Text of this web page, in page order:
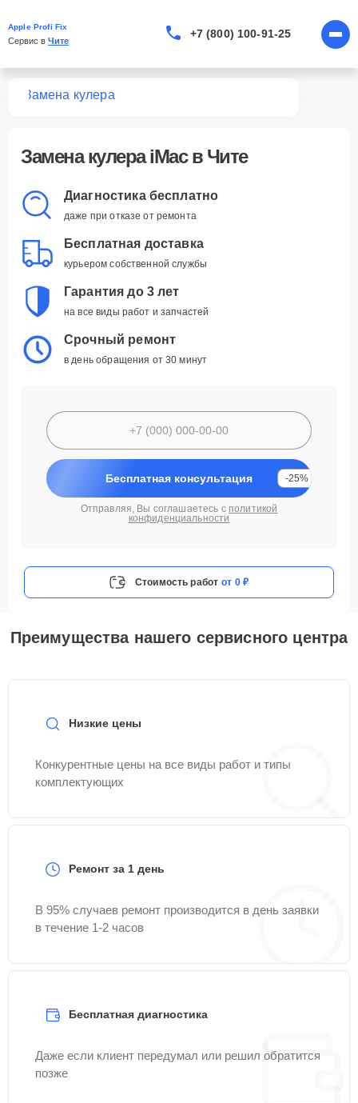
Apple Profi Fix
Сервис в Чите
+7 (800) 100-91-25
Замена кулера
Замена кулера iMac в Чите
Диагностика бесплатно
даже при отказе от ремонта
Бесплатная доставка
курьером собственной службы
Гарантия до 3 лет
на все виды работ и запчастей
Срочный ремонт
в день обращения от 30 минут
Бесплатная консультация -25%
Отправляя, Вы соглашаетесь с политикой
конфиденциальности
Стоимость работ от 0 ₽
Преимущества нашего сервисного центра
Низкие цены
Конкурентные цены на все виды работ и типы
комплектующих
Ремонт за 1 день
В 95% случаев ремонт производится в день заявки
в течение 1-2 часов
Бесплатная диагностика
Даже если клиент передумал или решил обратится
позже